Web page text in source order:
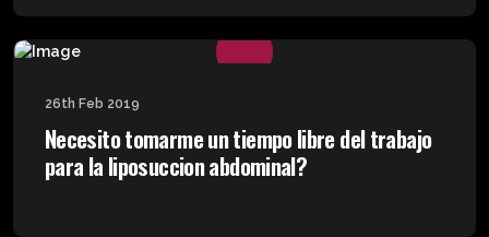
26th Feb 2019
Necesito tomarme un tiempo libre del trabajo
para la liposuccion abdominal?